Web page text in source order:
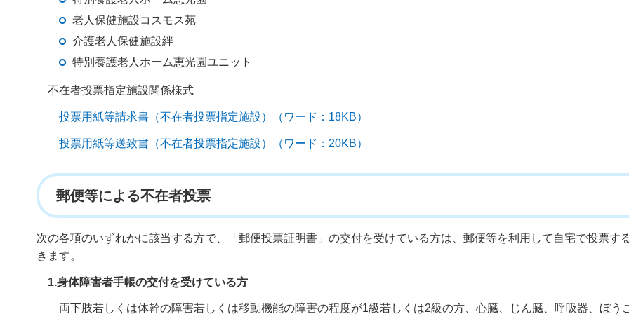
老人保健施設コスモス苑
介護老人保健施設絆
特別養護老人ホーム恵光園ユニット
不在者投票指定施設関係様式
投票用紙等請求書（不在者投票指定施設）（ワード：18KB）
投票用紙等送致書（不在者投票指定施設）（ワード：20KB）
郵便等による不在者投票
次の各項のいずれかに該当する方で、「郵便投票証明書」の交付を受けている方は、郵便等を利用して自宅で投票す
きます。
1.身体障害者手帳の交付を受けている方
両下肢若しくは体幹の障害若しくは移動機能の障害の程度が1級若しくは2級の方、心臓、じん臓、呼吸器、ぼう